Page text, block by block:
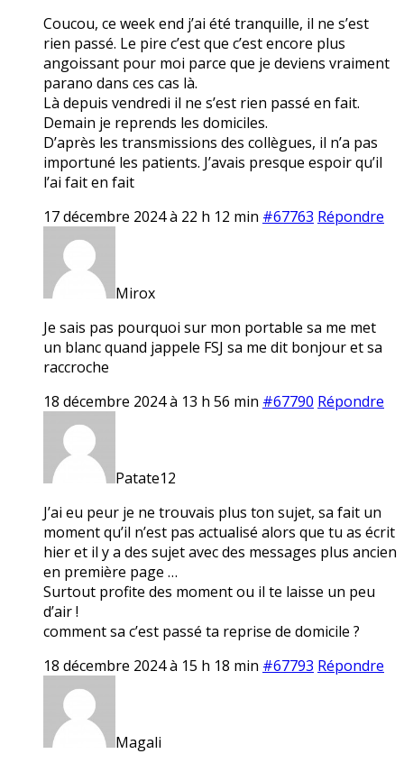
Coucou, ce week end j’ai été tranquille, il ne s’est
rien passé. Le pire c’est que c’est encore plus
angoissant pour moi parce que je deviens vraiment
parano dans ces cas là.
Là depuis vendredi il ne s’est rien passé en fait.
Demain je reprends les domiciles.
D’après les transmissions des collègues, il n’a pas
importuné les patients. J’avais presque espoir qu’il
l’ai fait en fait
17 décembre 2024 à 22 h 12 min #67763 Répondre
Mirox
Je sais pas pourquoi sur mon portable sa me met
un blanc quand jappele FSJ sa me dit bonjour et sa
raccroche
18 décembre 2024 à 13 h 56 min #67790 Répondre
Patate12
J’ai eu peur je ne trouvais plus ton sujet, sa fait un
moment qu’il n’est pas actualisé alors que tu as écrit
hier et il y a des sujet avec des messages plus ancien
en première page …
Surtout profite des moment ou il te laisse un peu
d’air !
comment sa c’est passé ta reprise de domicile ?
18 décembre 2024 à 15 h 18 min #67793 Répondre
Magali